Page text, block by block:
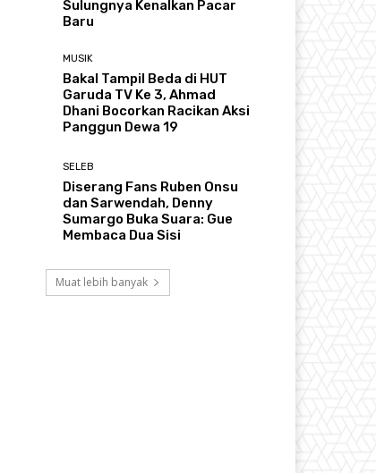
Sulungnya Kenalkan Pacar
Baru
MUSIK
Bakal Tampil Beda di HUT
Garuda TV Ke 3, Ahmad
Dhani Bocorkan Racikan Aksi
Panggun Dewa 19
SELEB
Diserang Fans Ruben Onsu
dan Sarwendah, Denny
Sumargo Buka Suara: Gue
Membaca Dua Sisi
Muat lebih banyak